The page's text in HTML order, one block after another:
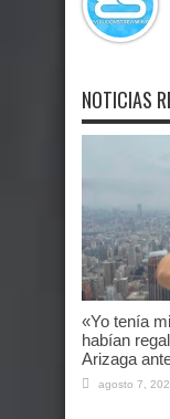
NOTICIAS
«Yo tenía
habían
Arizaga
agosto 7,